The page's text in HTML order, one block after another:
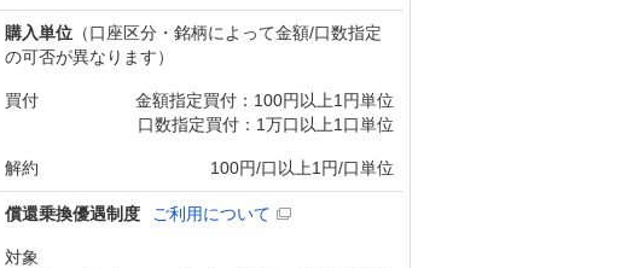
購入単位 （口座区分・銘柄によって金額/口数指定
の可否が異なります）
買付
金額指定買付：100円以上1円単位
口数指定買付：1万口以上1口単位
解約 100円/口以上1円/口単位
償還乗換優遇制度 ご利用について
対象